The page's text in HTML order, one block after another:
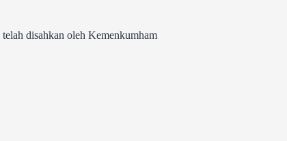
disahkan oleh Kemenkumham